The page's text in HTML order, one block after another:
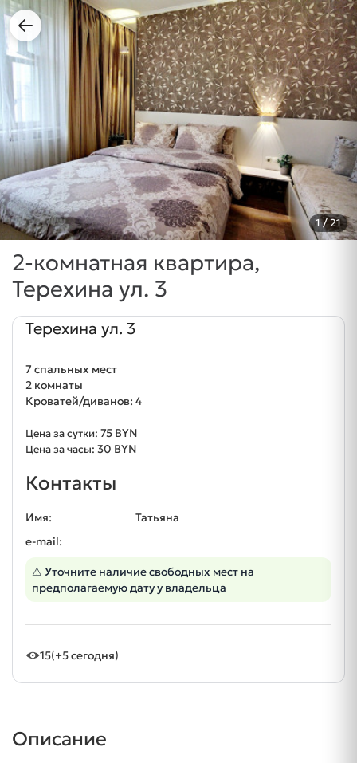
1/ 21
2-комнатная квартира,
Терехина ул. 3
Терехина ул. 3
7 спальных мест
2 комнаты
Кроватей/диванов: 4
Цена за сутки: 75 BYN
Цена за часы: 30 BYN
Контакты
Имя:
Татьяна
e-mail:
⚠ Уточните наличие свободных мест на
предполагаемую дату у владельца
15(+5 сегодня)
Описание